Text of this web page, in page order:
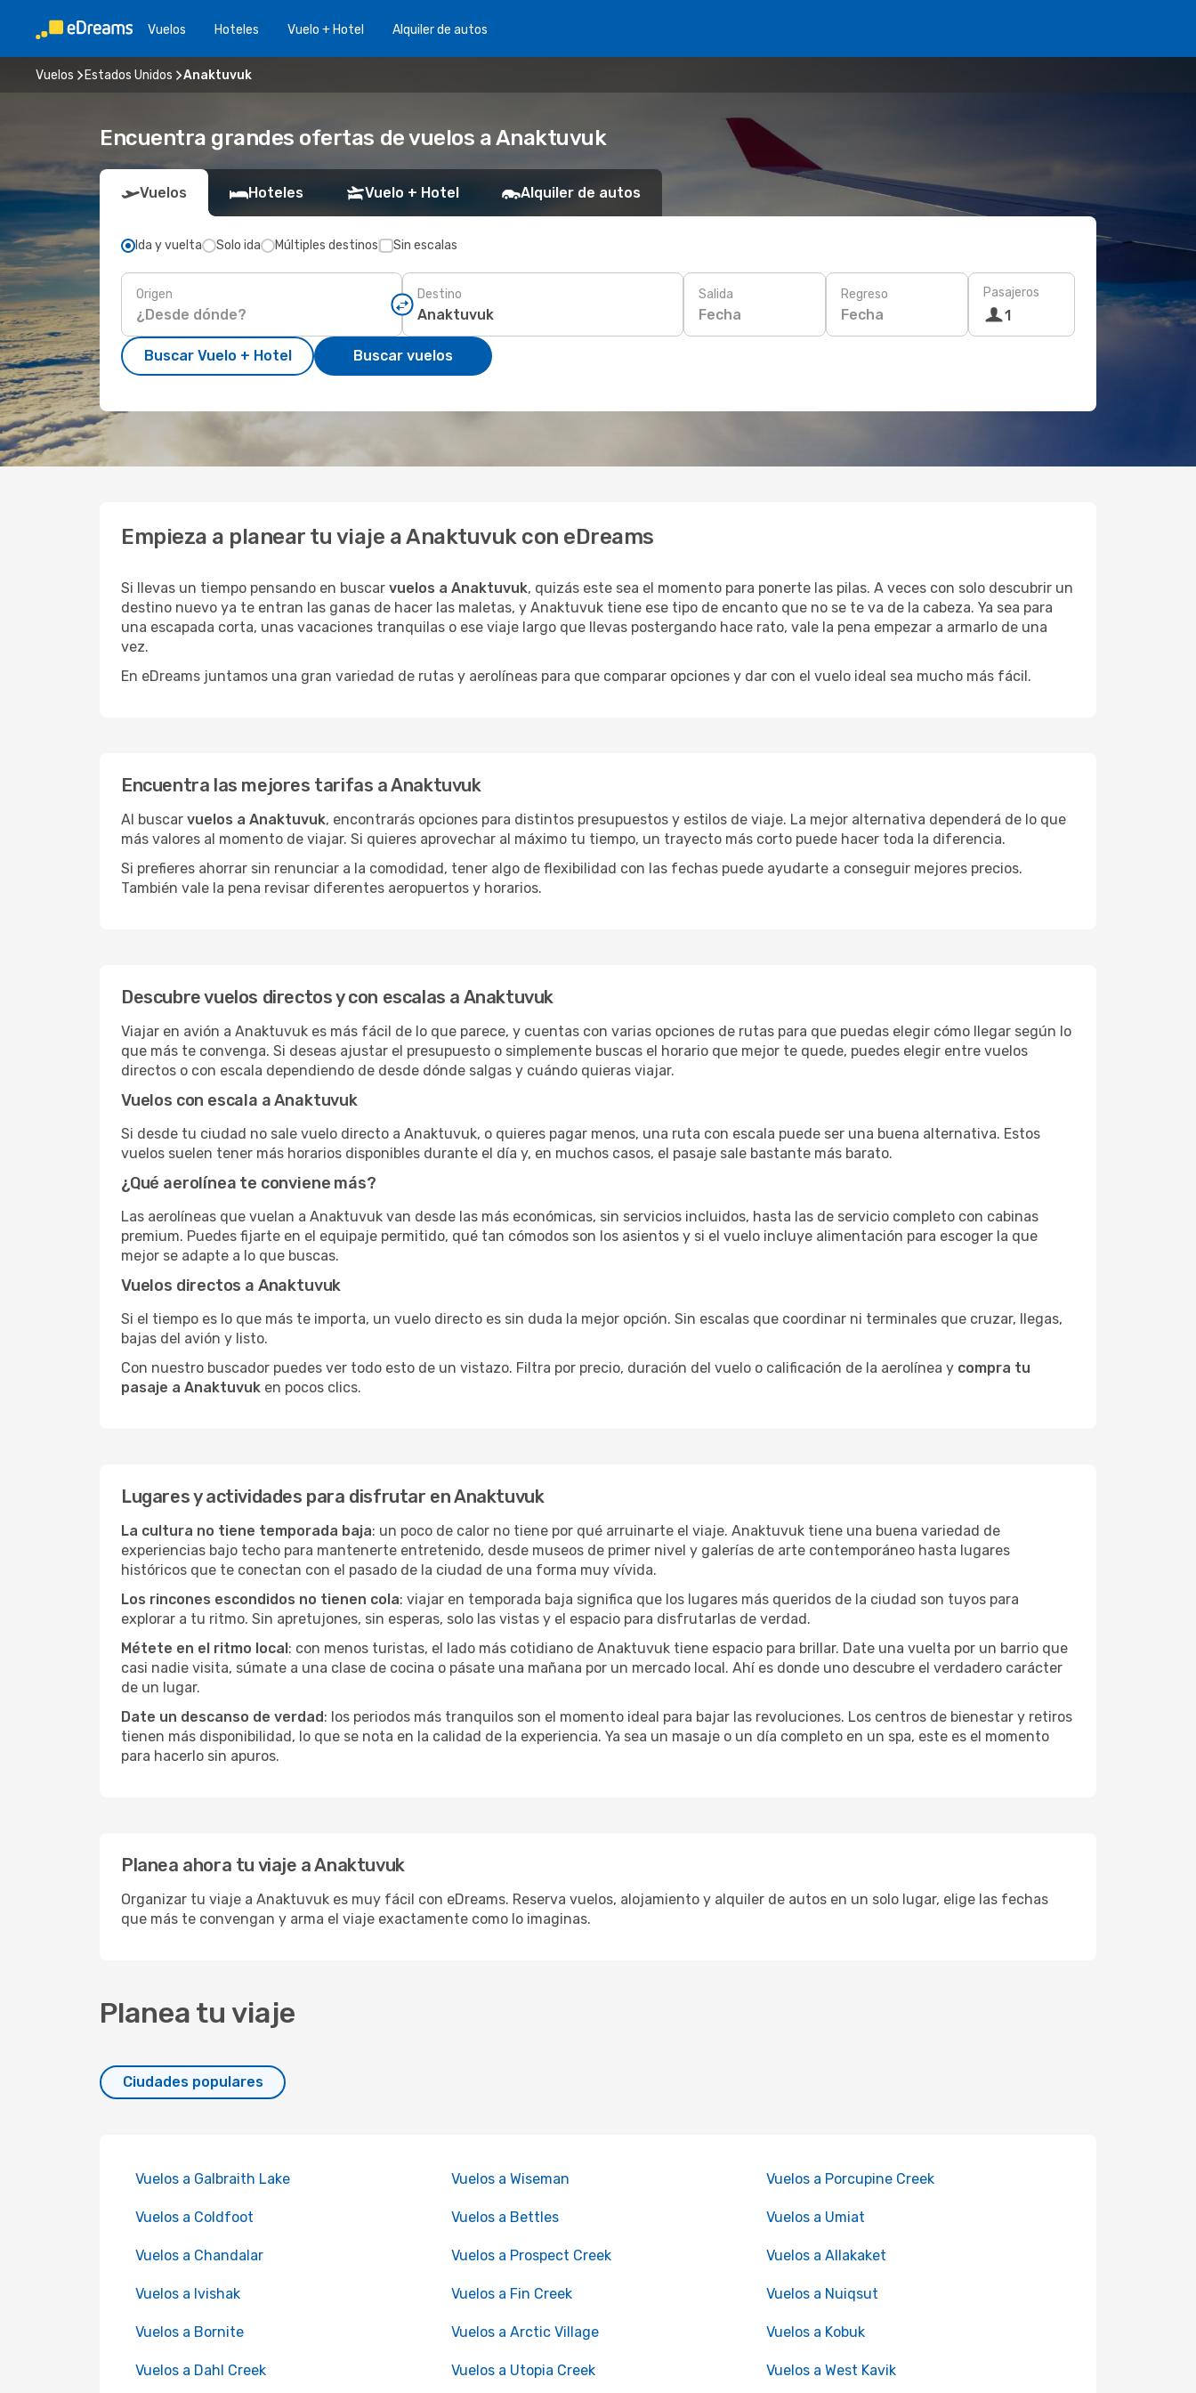
Vuelos Hoteles Vuelo + Hotel Alquiler de autos
Vuelos Estados Unidos Anaktuvuk
Encuentra grandes ofertas de vuelos a Anaktuvuk
Vuelos Hoteles Vuelo + Hotel Alquiler de autos
Ida y vuelta Solo ida Múltiples destinos Sin escalas
Origen Destino Salida
Fecha
Regreso
Fecha
Pasajeros
1
Buscar Vuelo + Hotel Buscar vuelos
Empieza a planear tu viaje a Anaktuvuk con eDreams
Si llevas un tiempo pensando en buscar vuelos a Anaktuvuk, quizás este sea el momento para ponerte las pilas. A veces con solo descubrir un
destino nuevo ya te entran las ganas de hacer las maletas, y Anaktuvuk tiene ese tipo de encanto que no se te va de la cabeza. Ya sea para
una escapada corta, unas vacaciones tranquilas o ese viaje largo que llevas postergando hace rato, vale la pena empezar a armarlo de una
vez.
En eDreams juntamos una gran variedad de rutas y aerolíneas para que comparar opciones y dar con el vuelo ideal sea mucho más fácil.
Encuentra las mejores tarifas a Anaktuvuk
Al buscar vuelos a Anaktuvuk, encontrarás opciones para distintos presupuestos y estilos de viaje. La mejor alternativa dependerá de lo que
más valores al momento de viajar. Si quieres aprovechar al máximo tu tiempo, un trayecto más corto puede hacer toda la diferencia.
Si prefieres ahorrar sin renunciar a la comodidad, tener algo de flexibilidad con las fechas puede ayudarte a conseguir mejores precios.
También vale la pena revisar diferentes aeropuertos y horarios.
Descubre vuelos directos y con escalas a Anaktuvuk
Viajar en avión a Anaktuvuk es más fácil de lo que parece, y cuentas con varias opciones de rutas para que puedas elegir cómo llegar según lo
que más te convenga. Si deseas ajustar el presupuesto o simplemente buscas el horario que mejor te quede, puedes elegir entre vuelos
directos o con escala dependiendo de desde dónde salgas y cuándo quieras viajar.
Vuelos con escala a Anaktuvuk
Si desde tu ciudad no sale vuelo directo a Anaktuvuk, o quieres pagar menos, una ruta con escala puede ser una buena alternativa. Estos
vuelos suelen tener más horarios disponibles durante el día y, en muchos casos, el pasaje sale bastante más barato.
¿Qué aerolínea te conviene más?
Las aerolíneas que vuelan a Anaktuvuk van desde las más económicas, sin servicios incluidos, hasta las de servicio completo con cabinas
premium. Puedes fijarte en el equipaje permitido, qué tan cómodos son los asientos y si el vuelo incluye alimentación para escoger la que
mejor se adapte a lo que buscas.
Vuelos directos a Anaktuvuk
Si el tiempo es lo que más te importa, un vuelo directo es sin duda la mejor opción. Sin escalas que coordinar ni terminales que cruzar, llegas,
bajas del avión y listo.
Con nuestro buscador puedes ver todo esto de un vistazo. Filtra por precio, duración del vuelo o calificación de la aerolínea y compra tu
pasaje a Anaktuvuk en pocos clics.
Lugares y actividades para disfrutar en Anaktuvuk
La cultura no tiene temporada baja: un poco de calor no tiene por qué arruinarte el viaje. Anaktuvuk tiene una buena variedad de
experiencias bajo techo para mantenerte entretenido, desde museos de primer nivel y galerías de arte contemporáneo hasta lugares
históricos que te conectan con el pasado de la ciudad de una forma muy vívida.
Los rincones escondidos no tienen cola: viajar en temporada baja significa que los lugares más queridos de la ciudad son tuyos para
explorar a tu ritmo. Sin apretujones, sin esperas, solo las vistas y el espacio para disfrutarlas de verdad.
Métete en el ritmo local: con menos turistas, el lado más cotidiano de Anaktuvuk tiene espacio para brillar. Date una vuelta por un barrio que
casi nadie visita, súmate a una clase de cocina o pásate una mañana por un mercado local. Ahí es donde uno descubre el verdadero carácter
de un lugar.
Date un descanso de verdad: los periodos más tranquilos son el momento ideal para bajar las revoluciones. Los centros de bienestar y retiros
tienen más disponibilidad, lo que se nota en la calidad de la experiencia. Ya sea un masaje o un día completo en un spa, este es el momento
para hacerlo sin apuros.
Planea ahora tu viaje a Anaktuvuk
Organizar tu viaje a Anaktuvuk es muy fácil con eDreams. Reserva vuelos, alojamiento y alquiler de autos en un solo lugar, elige las fechas
que más te convengan y arma el viaje exactamente como lo imaginas.
Planea tu viaje
Ciudades populares
Vuelos a Galbraith Lake Vuelos a Wiseman Vuelos a Porcupine Creek
Vuelos a Coldfoot Vuelos a Bettles Vuelos a Umiat
Vuelos a Chandalar Vuelos a Prospect Creek Vuelos a Allakaket
Vuelos a Ivishak Vuelos a Fin Creek Vuelos a Nuiqsut
Vuelos a Bornite Vuelos a Arctic Village Vuelos a Kobuk
Vuelos a Dahl Creek Vuelos a Utopia Creek Vuelos a West Kavik